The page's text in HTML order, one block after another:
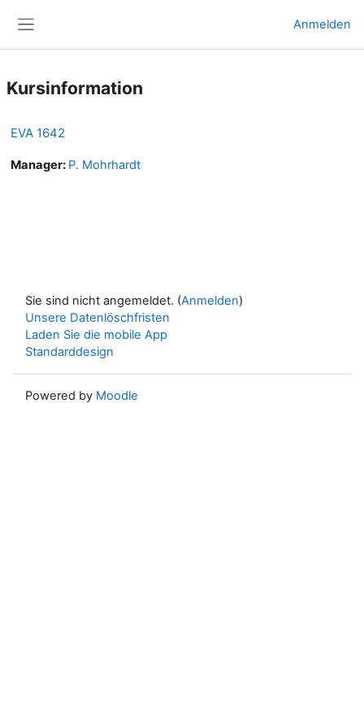
Anmelden
Kursinformation
EVA 1642
Manager: P. Mohrhardt
Sie sind nicht angemeldet. (Anmelden)
Unsere Datenlöschfristen
Laden Sie die mobile App
Standarddesign
Powered by Moodle